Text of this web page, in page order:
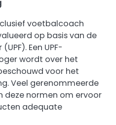
voetbalcoach
op basis van de
Een UPF-
wordt over het
voor het
Veel gerenommeerde
deze normen om ervoor
adequate